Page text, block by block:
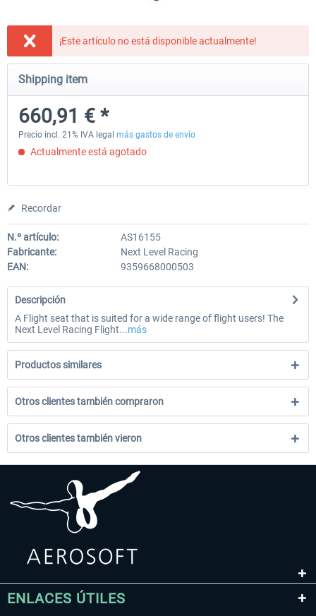
Wheel Stand Pro for Thrustmaster
228,77 € *
Wheel Stand Pro Upgrade -
47,19 € *
¡Este artículo no está disponible actualmente!
Shipping item
660,91 € *
Precio incl. 21% IVA legal más gastos de envío
Actualmente está agotado
Recordar
N.º artículo:
AS16155
Fabricante:
Next Level Racing
EAN:
9359668000503
Descripción
A Flight seat that is suited for a wide range of flight users! The
Next Level Racing Flight...más
Productos similares
Otros clientes también compraron
Otros clientes también vieron
ENLACES ÚTILES